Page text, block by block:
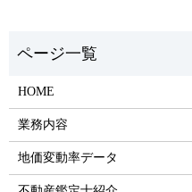
HOME
業務内容
地価変動率データ